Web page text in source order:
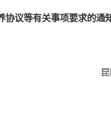
议等有关事项要求的通